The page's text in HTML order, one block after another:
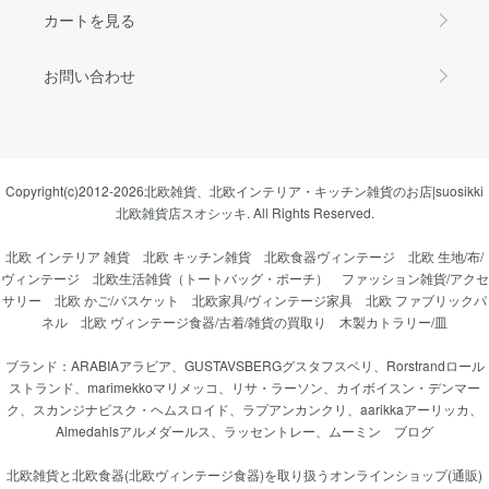
カートを見る
お問い合わせ
Copyright(c)2012-2026北欧雑貨、北欧インテリア・キッチン雑貨のお店|suosikki
北欧雑貨店スオシッキ. All Rights Reserved.
北欧 インテリア 雑貨 北欧 キッチン雑貨 北欧食器ヴィンテージ
北欧 生地/布/
ヴィンテージ
北欧生活雑貨（トートバッグ・ポーチ）
ファッション雑貨/アクセ
サリー
北欧 かご/バスケット 北欧家具/ヴィンテージ家具
北欧 ファブリックパ
ネル
北欧 ヴィンテージ食器/古着/雑貨の買取り 木製カトラリー/皿
ブランド： ARABIAアラビア GUSTAVSBERGグスタフスベリ
Rorstrandロール
ストランド
marimekkoマリメッコ リサ・ラーソン
カイボイスン・デンマー
ク
スカンジナビスク・ヘムスロイド ラプアンカンクリ aarikkaアーリッカ
Almedahlsアルメダールス
ラッセントレー ムーミン ブログ
北欧雑貨と北欧食器(北欧ヴィンテージ食器)を取り扱うオンラインショップ(通販)